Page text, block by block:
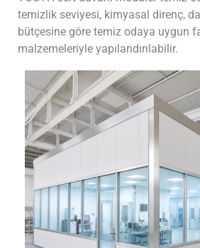
temizlik seviyesi, kimyasal direnç,
bütçesine göre temiz odaya uygun
malzemeleriyle yapılandırılabilir.